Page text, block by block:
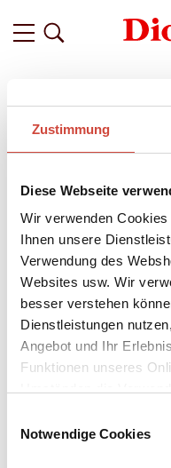
Zustimmung
Diese Webseite
Wir verwenden
Ihnen unsere
Verwendung des
Websites usw. Wir
besser verstehen
Dienstleistungen
Angebot und Ihr
Funktionen unseres
Notwendige Cookies
Related
vor 11 Jahren
Diogenes
2015 bei den
Awards. Das musste
die Rezepte aus dem
wohlschmeckende Tat